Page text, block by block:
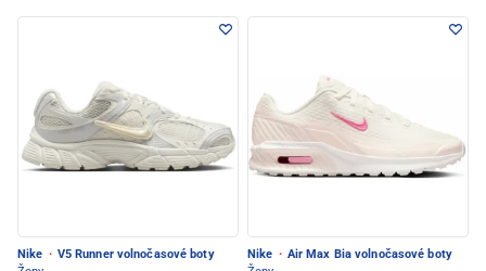
Nike · V5 Runner volnočasové boty
Nike · Air Max Bia volnočasové boty